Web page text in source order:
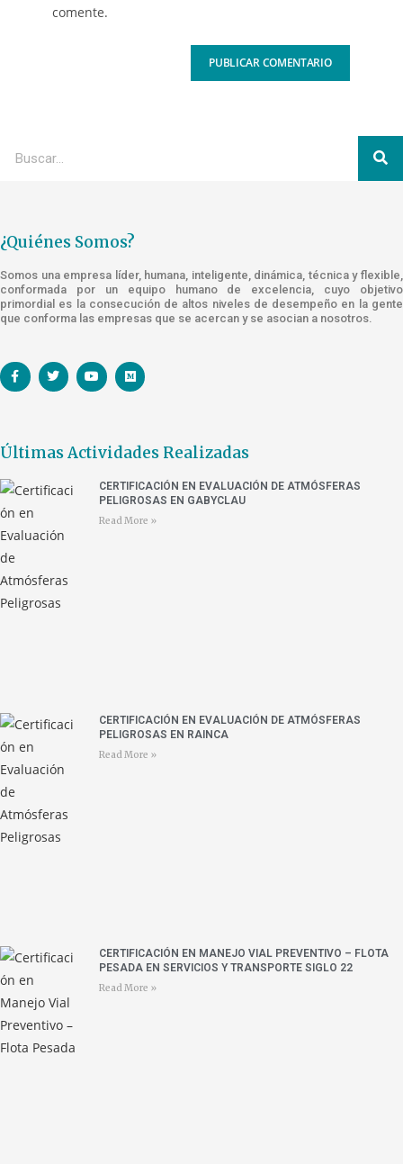
comente.
¿Quiénes Somos?
Somos una empresa líder, humana, inteligente, dinámica, técnica y flexible,
conformada por un equipo humano de excelencia, cuyo objetivo
primordial es la consecución de altos niveles de desempeño en la gente
que conforma las empresas que se acercan y se asocian a nosotros.
Últimas Actividades Realizadas
CERTIFICACIÓN EN EVALUACIÓN DE ATMÓSFERAS
PELIGROSAS EN GABYCLAU
Read More »
CERTIFICACIÓN EN EVALUACIÓN DE ATMÓSFERAS
PELIGROSAS EN RAINCA
Read More »
CERTIFICACIÓN EN MANEJO VIAL PREVENTIVO – FLOTA
PESADA EN SERVICIOS Y TRANSPORTE SIGLO 22
Read More »